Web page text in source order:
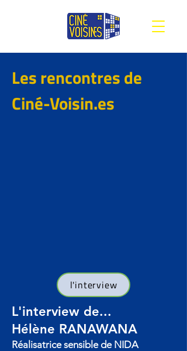
Les rencontres de
Ciné-Voisin.es
l'interview
L'interview de...
Hélène RANAWANA
Réalisatrice sensible de NIDA